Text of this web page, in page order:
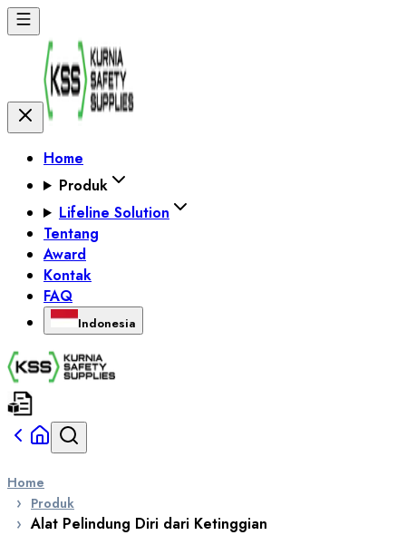
Home
Produk
Lifeline Solution
Tentang
Award
Kontak
FAQ
Indonesia
Home
Produk
Alat Pelindung Diri dari Ketinggian